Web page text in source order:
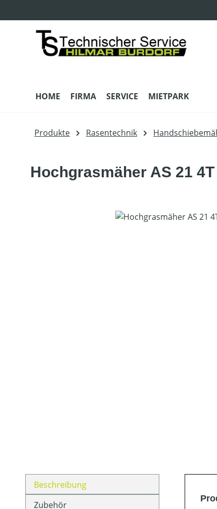
HOME FIRMA SERVICE MIETPARK
Produkte Rasentechnik
Hochgrasmäher AS 21
Bildergalerie überspringen
Beschreibung
Zubehör